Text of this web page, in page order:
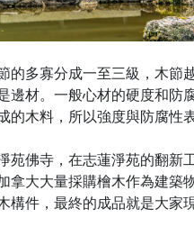
的多寡分成一至三級，木節
邊材。一般心材的硬度和防
木料，所以強度與防腐性表
苑佛寺，在志蓮淨苑的翻新
拿大大量採購檜木作為建築
件，最終的成品就是大家